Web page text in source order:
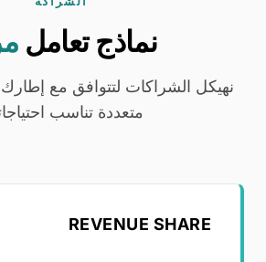
نماذج تعامل
نهيكل الشراكات لتتوافق مع
متعددة تناسب
REVENUE SHARE